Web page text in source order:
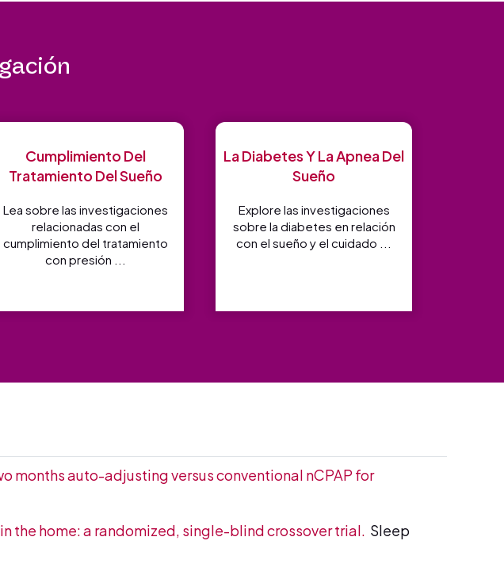
Cumplimiento Del
Tratamiento Del Sueño
Lea sobre las investigaciones
relacionadas con el
cumplimiento del tratamiento
con presión ...
La Diabetes Y La Apnea Del
Sueño
Explore las investigaciones
sobre la diabetes en relación
con el sueño y el cuidado ...
months auto-adjusting versus conventional nCPAP for
home: a randomized, single-blind crossover trial. Sleep